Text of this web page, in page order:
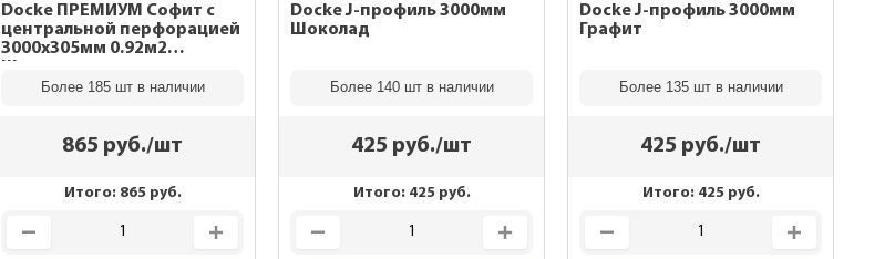
Docke ПРЕМИУМ Софит с
центральной перфорацией
3000х305мм 0.92м2
Более 185 шт в наличии
865 руб./шт
Итого: 865руб.
Docke J-профиль 3000мм
Шоколад
Более 140 шт в наличии
425 руб./шт
Итого: 425руб.
Docke J-профиль 3000мм
Графит
Более 135 шт в наличии
425 руб./шт
Итого: 425руб.